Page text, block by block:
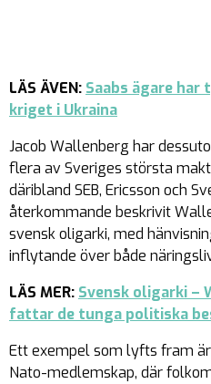
LÄS ÄVEN: Saabs ägare har
kriget i Ukraina
Jacob Wallenberg har
flera av Sveriges största
däribland SEB, Ericsson och
återkommande beskrivit
svensk oligarki, med
inflytande över både
LÄS MER: Svensk oligarki –
fattar de tunga politiska
Ett exempel som lyfts fram
Nato-medlemskap, där